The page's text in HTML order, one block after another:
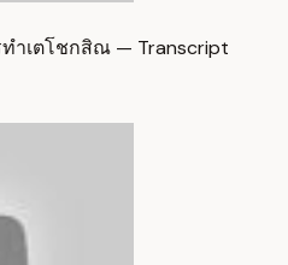
ำเตโชกสิณ — Transcript